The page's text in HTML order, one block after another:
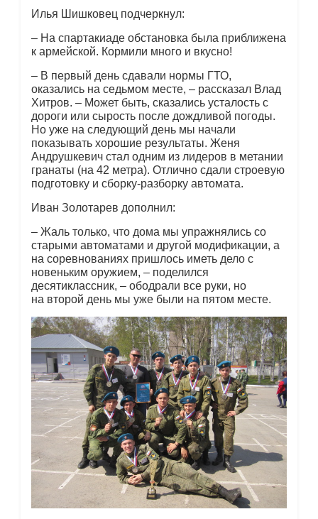
Илья Шишковец подчеркнул:
– На спартакиаде обстановка была приближена
к армейской. Кормили много и вкусно!
– В первый день сдавали нормы ГТО,
оказались на седьмом месте, – рассказал Влад
Хитров. – Может быть, сказались усталость с
дороги или сырость после дождливой погоды.
Но уже на следующий день мы начали
показывать хорошие результаты. Женя
Андрушкевич стал одним из лидеров в метании
гранаты (на 42 метра). Отлично сдали строевую
подготовку и сборку-разборку автомата.
Иван Золотарев дополнил:
– Жаль только, что дома мы упражнялись со
старыми автоматами и другой модификации, а
на соревнованиях пришлось иметь дело с
новеньким оружием, – поделился
десятиклассник, – ободрали все руки, но
на второй день мы уже были на пятом месте.